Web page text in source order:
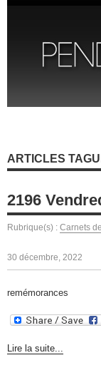
ARTICLES
2196
Rubrique(s) : Carnets
30 décembre, 2022
remémorances
Lire la suite...